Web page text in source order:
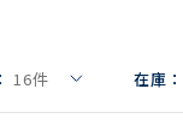
16件 在庫：